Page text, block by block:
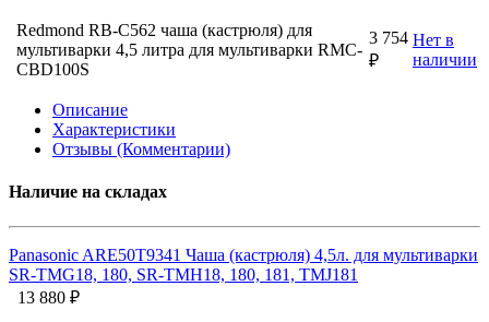
Redmond RB-C562 чаша (кастрюля) для
мультиварки 4,5 литра для мультиварки RMC-
CBD100S
3 754
₽
Нет в
наличии
Описание
Характеристики
Отзывы (Комментарии)
Наличие на складах
Panasonic ARE50T9341 Чаша (кастрюля) 4,5л. для мультиварки
SR-TMG18, 180, SR-TMH18, 180, 181, TMJ181
13 880 ₽